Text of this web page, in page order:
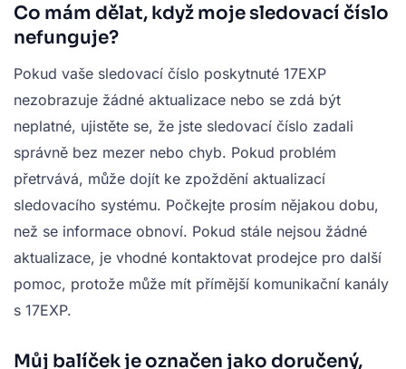
Co mám dělat, když moje sledovací číslo
nefunguje?
Pokud vaše sledovací číslo poskytnuté 17EXP
nezobrazuje žádné aktualizace nebo se zdá být
neplatné, ujistěte se, že jste sledovací číslo zadali
správně bez mezer nebo chyb. Pokud problém
přetrvává, může dojít ke zpoždění aktualizací
sledovacího systému. Počkejte prosím nějakou dobu,
než se informace obnoví. Pokud stále nejsou žádné
aktualizace, je vhodné kontaktovat prodejce pro další
pomoc, protože může mít přímější komunikační kanály
s 17EXP.
Můj balíček je označen jako doručený,